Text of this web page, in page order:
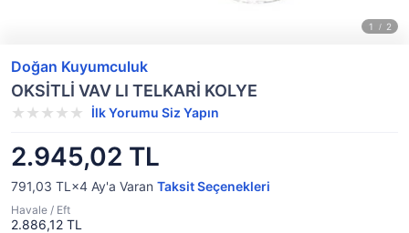
Doğan Kuyumculuk
OKSİTLİ VAV LI TELKARİ KOLYE
İlk Yorumu Siz Yapın
2.945,02 TL
791,03 TL×4 Ay'a Varan Taksit Seçenekleri
Havale / Eft
2.886,12 TL